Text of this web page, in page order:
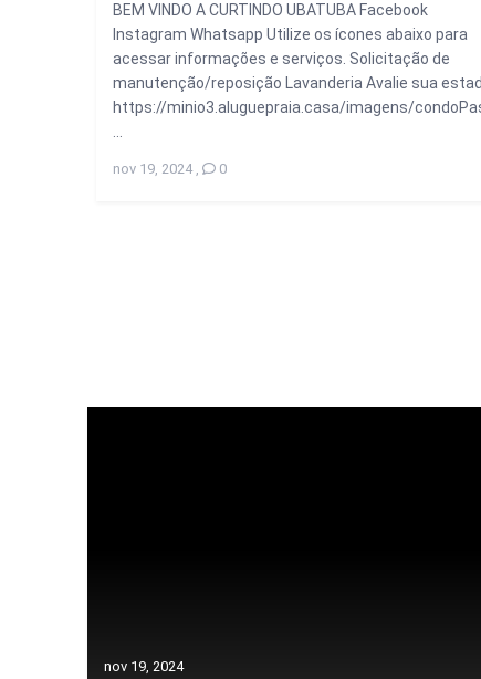
BEM VINDO A CURTINDO UBATUBA Facebook
Instagram Whatsapp Utilize os ícones abaixo para
acessar informações e serviços. Solicitação de
manutenção/reposição Lavanderia Avalie sua
https://minio3.aluguepraia.casa/imagens/
nov 19, 2024, 0
nov 19, 2024